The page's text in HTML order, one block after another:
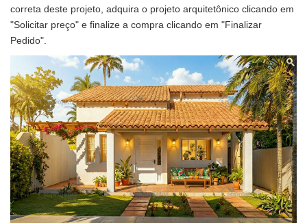
correta deste projeto, adquira o projeto arquitetônico clicando em
"Solicitar preço" e finalize a compra clicando em "Finalizar
Pedido".